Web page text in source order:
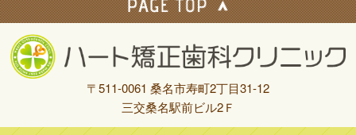
〒511-0061 桑名市寿町2丁目31-12
三交桑名駅前ビル2Ｆ